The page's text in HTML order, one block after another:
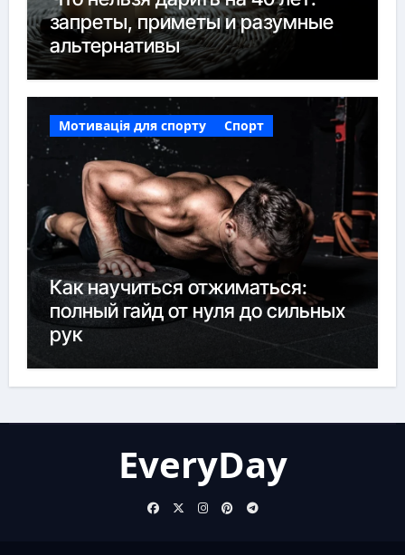
запреты, приметы и разумные
альтернативы
Мотивація для спорту Спорт
Как научиться отжиматься:
полный гайд от нуля до сильных
рук
EveryDay